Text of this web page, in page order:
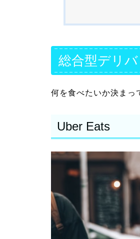
総合型デリ
何を食べたいか決まっ
Uber Eats